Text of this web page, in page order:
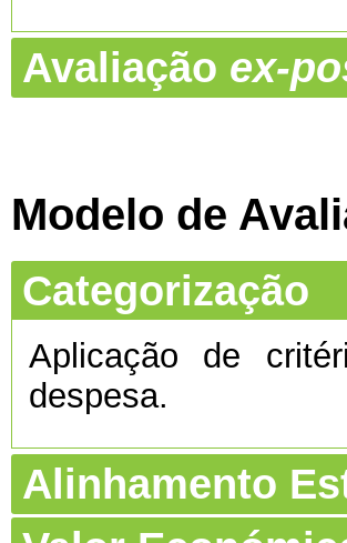
Avaliação ex-
Modelo de
Categorização
Aplicação de
despesa.
Alinhamento